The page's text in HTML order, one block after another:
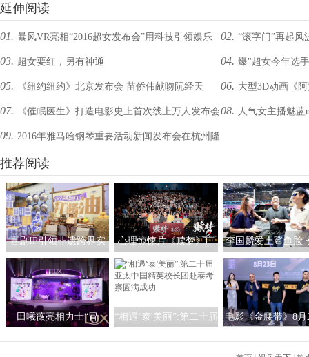
延伸阅读
01. 暴风VR亮相“2016超女发布会”用科技引领娱乐
业变革
02. “滚字门”再起风
委
03. 超女要红，另有神通 04. 爆"超女今年选
05. 《纽约纽约》北京发布会 苗侨伟献吻阮经天 06. 大型3D动画《
07. 《催眠医生》打造电影史上首次线上万人发布会08. 人气女主播魅蓝
09. 2016年雅马哈钢琴重要活动新闻发布会在杭州隆
重举行
推荐阅读
喜剧IP引领非遗跨界实
验 “中国喜剧梦工
厂”以“笑声经济”赋能蜀
韵新生
心理惊悚片《赎梦》广
州路演 聚焦焦虑话题8
月23日上映
李国麟爱上鲨鱼脸
猎手特有美感
田曦薇亮相力士“冒
“相遇‘泰'美丽”:第二十届
电影《金腰带》8月